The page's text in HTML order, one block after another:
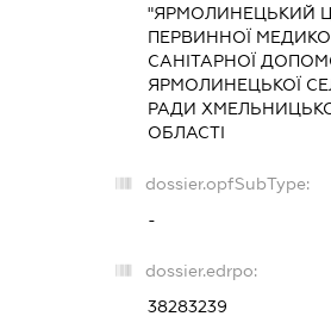
"ЯРМОЛИНЕЦЬКИЙ
ПЕРВИННОЇ
САНІТАРНОЇ
ЯРМОЛИНЕЦЬКОЇ
РАДИ
ОБЛАСТІ
dossier.opfSubType:
-
dossier.edrpo:
38283239